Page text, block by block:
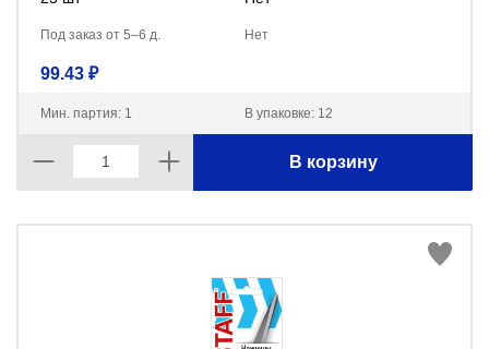
Под заказ от 5–6 д. Нет
99.43 ₽
Мин. партия: 1 В упаковке: 12
В корзину